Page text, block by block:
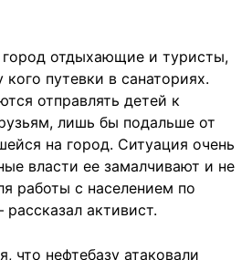
отдыхающие и туристы,
путевки в санаториях.
отправлять детей к
лишь бы подальше от
на город. Ситуация очень
власти ее замалчивают и не
работы с населением по
активист.
что нефтебазу атаковали